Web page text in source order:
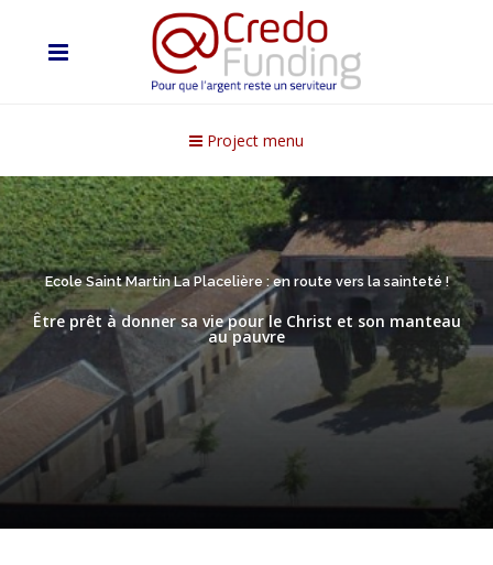
Project menu
Ecole Saint Martin La Placelière : en route vers la sainteté !
Être prêt à donner sa vie pour le Christ et son manteau
au pauvre